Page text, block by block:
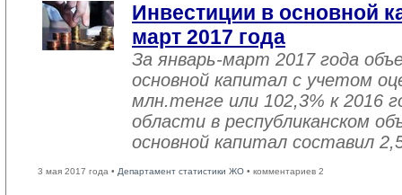
Инвестиции в основной
март 2017 года
За январь-март 2017 года
основной капитал с учетом
млн.тенге или 102,3% к 2016
области в республиканском
основной капитал составил
3 мая 2017 года • Департамент статистики ЖО • комментариев 2